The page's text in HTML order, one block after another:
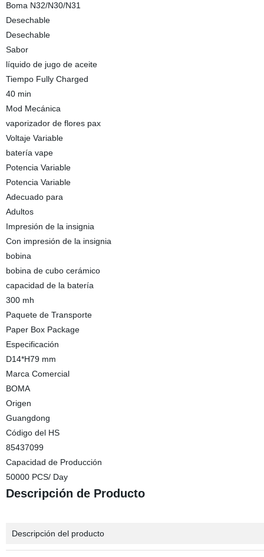
Boma N32/N30/N31
Desechable
Desechable
Sabor
líquido de jugo de aceite
Tiempo Fully Charged
40 min
Mod Mecánica
vaporizador de flores pax
Voltaje Variable
batería vape
Potencia Variable
Potencia Variable
Adecuado para
Adultos
Impresión de la insignia
Con impresión de la insignia
bobina
bobina de cubo cerámico
capacidad de la batería
300 mh
Paquete de Transporte
Paper Box Package
Especificación
D14*H79 mm
Marca Comercial
BOMA
Origen
Guangdong
Código del HS
85437099
Capacidad de Producción
50000 PCS/ Day
Descripción de Producto
Descripción del producto